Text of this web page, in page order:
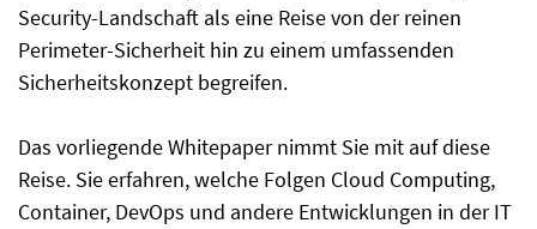
Security-Landschaft als eine Reise von der reinen
Perimeter-Sicherheit hin zu einem umfassenden
Sicherheitskonzept begreifen.
Das vorliegende Whitepaper nimmt Sie mit auf diese
Reise. Sie erfahren, welche Folgen Cloud Computing,
Container, DevOps und andere Entwicklungen in der IT